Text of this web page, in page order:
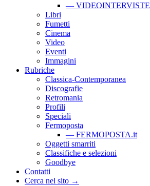
— VIDEOINTERVISTE
Libri
Fumetti
Cinema
Video
Eventi
Immagini
Rubriche
Classica-Contemporanea
Discografie
Retromania
Profili
Speciali
Fermoposta
— FERMOPOSTA.it
Oggetti smarriti
Classifiche e selezioni
Goodbye
Contatti
Cerca nel sito →